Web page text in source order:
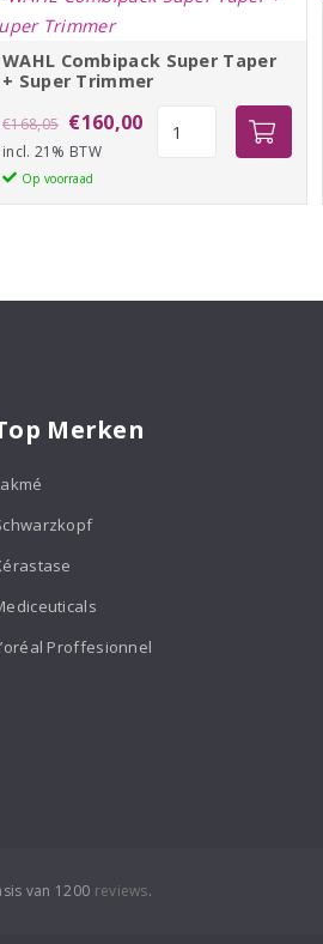
WAHL Combipack Super Taper
+ Super Trimmer
€168,05 Oorspronkelijke
prijs
was:
€160,00Huidige
incl. 21% BTW
Op voorraad
Combipack
Taper
Trimmer
Merken
Proffesionnel
van 1200 reviews.